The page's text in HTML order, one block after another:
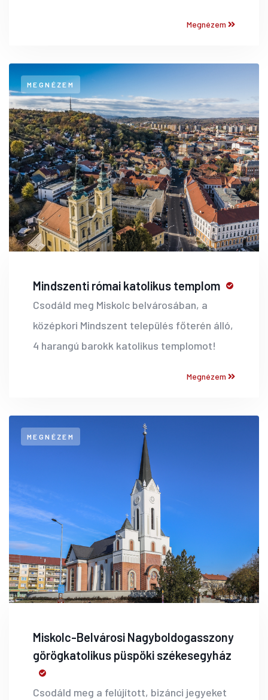
Megnézem
MEGNÉZEM
Mindszenti római katolikus templom
Csodáld meg Miskolc belvárosában, a
középkori Mindszent település főterén álló,
4 harangú barokk katolikus templomot!
Megnézem
MEGNÉZEM
Miskolc-Belvárosi Nagyboldogasszony
görögkatolikus püspöki székesegyház
Csodáld meg a felújított, bizánci jegyeket